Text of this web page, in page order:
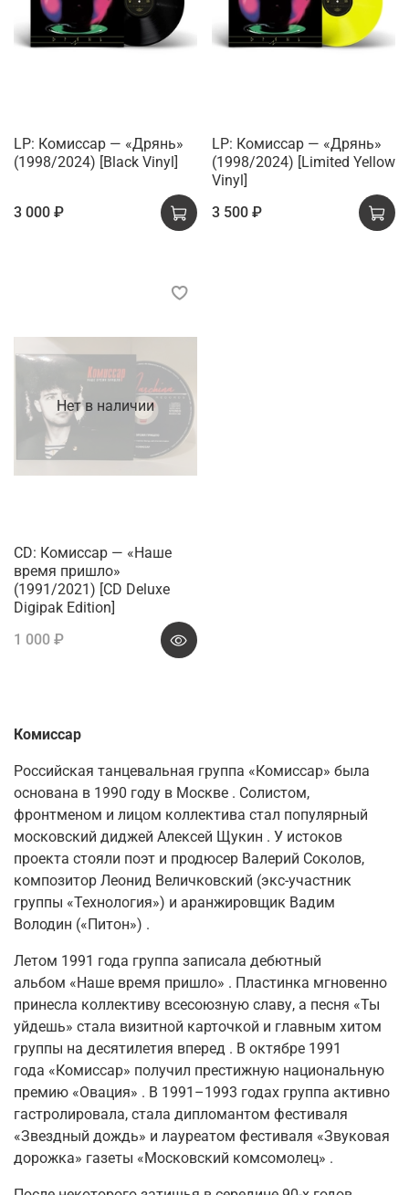
LP: Комиссар — «Дрянь»
(1998/2024) [Black Vinyl]
3 000 ₽
LP: Комиссар — «Дрянь»
(1998/2024) [Limited Yellow
Vinyl]
3 500 ₽
Нет в наличии
CD: Комиссар — «Наше
время пришло»
(1991/2021) [CD Deluxe
Digipak Edition]
1 000 ₽
Комиссар
Российская танцевальная группа «Комиссар» была
основана в 1990 году в Москве . Солистом,
фронтменом и лицом коллектива стал популярный
московский диджей Алексей Щукин . У истоков
проекта стояли поэт и продюсер Валерий Соколов,
композитор Леонид Величковский (экс-участник
группы «Технология») и аранжировщик Вадим
Володин («Питон») .
Летом 1991 года группа записала дебютный
альбом «Наше время пришло» . Пластинка мгновенно
принесла коллективу всесоюзную славу, а песня «Ты
уйдешь» стала визитной карточкой и главным хитом
группы на десятилетия вперед . В октябре 1991
года «Комиссар» получил престижную национальную
премию «Овация» . В 1991–1993 годах группа активно
гастролировала, стала дипломантом фестиваля
«Звездный дождь» и лауреатом фестиваля «Звуковая
дорожка» газеты «Московский комсомолец» .